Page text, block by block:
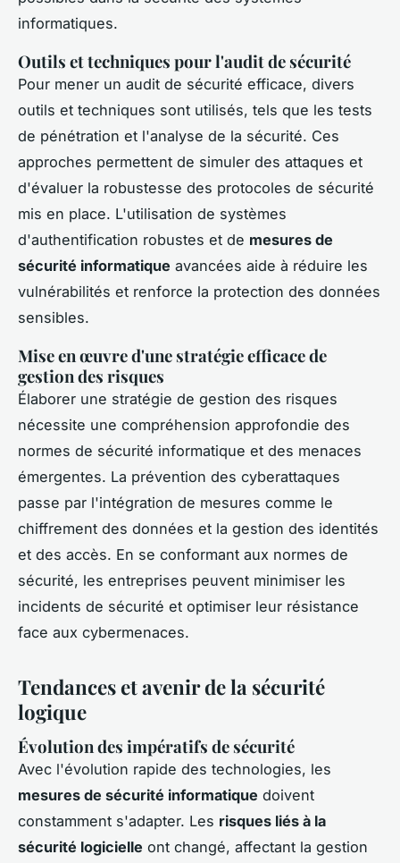
informatiques.
Outils et techniques pour l'audit de sécurité
Pour mener un audit de sécurité efficace, divers
outils et techniques sont utilisés, tels que les tests
de pénétration et l'analyse de la sécurité. Ces
approches permettent de simuler des attaques et
d'évaluer la robustesse des protocoles de sécurité
mis en place. L'utilisation de systèmes
d'authentification robustes et de mesures de
sécurité informatique avancées aide à réduire les
vulnérabilités et renforce la protection des données
sensibles.
Mise en œuvre d'une stratégie efficace de
gestion des risques
Élaborer une stratégie de gestion des risques
nécessite une compréhension approfondie des
normes de sécurité informatique et des menaces
émergentes. La prévention des cyberattaques
passe par l'intégration de mesures comme le
chiffrement des données et la gestion des identités
et des accès. En se conformant aux normes de
sécurité, les entreprises peuvent minimiser les
incidents de sécurité et optimiser leur résistance
face aux cybermenaces.
Tendances et avenir de la sécurité
logique
Évolution des impératifs de sécurité
Avec l'évolution rapide des technologies, les
mesures de sécurité informatique doivent
constamment s'adapter. Les risques liés à la
sécurité logicielle ont changé, affectant la gestion